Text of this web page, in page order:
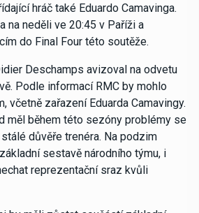
hráč také Eduardo Camavinga.
na neděli ve 20:45 v Paříži a
do Final Four této soutěže.
Deschamps avizoval na odvetu
Podle informací RMC by mohlo
včetně zařazení Eduarda Camavingy.
měl během této sezóny problémy se
důvěře trenéra. Na podzim
sestavě národního týmu, i
reprezentační sraz kvůli